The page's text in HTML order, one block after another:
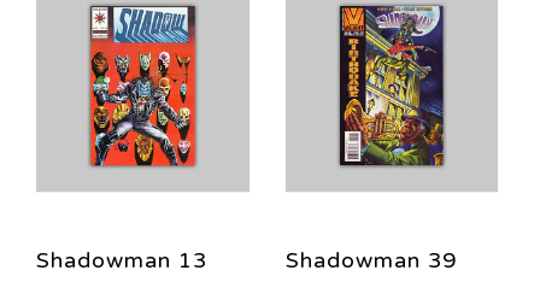
13
Shadowman 39
Shadowman